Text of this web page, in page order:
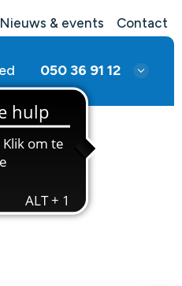
Nieuws & events Contact
050 36 91 12